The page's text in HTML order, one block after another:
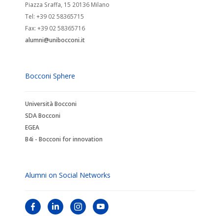
Piazza Sraffa, 15 20136 Milano
Tel: +39 02 58365715
Fax: +39 02 58365716
alumni@unibocconi.it
Bocconi Sphere
Università Bocconi
SDA Bocconi
EGEA
B4i - Bocconi for innovation
Alumni on Social Networks